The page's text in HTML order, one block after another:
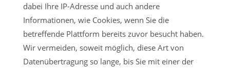
dabei Ihre IP-Adresse und auch andere
Informationen, wie Cookies, wenn Sie die
betreffende Plattform bereits zuvor besucht haben.
Wir vermeiden, soweit möglich, diese Art von
Datenübertragung so lange, bis Sie mit einer der